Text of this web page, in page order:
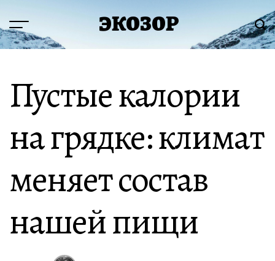
содержимому
Меню ЭКОЗОР
Пустые калории
на грядке: климат
меняет состав
нашей пищи